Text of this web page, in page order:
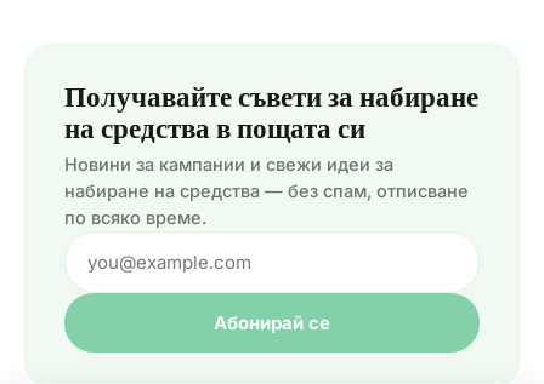
Получавайте съвети за набиране
на средства в пощата си
Новини за кампании и свежи идеи за
набиране на средства — без спам, отписване
по всяко време.
Абонирай се